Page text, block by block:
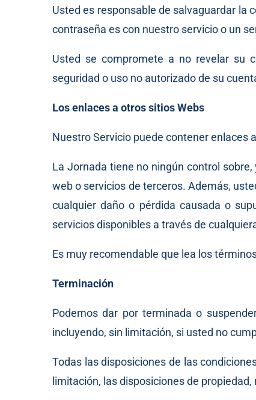
Usted es responsable de salvaguardar la
contraseña es con nuestro servicio o un
Usted se compromete a no revelar su
seguridad o uso no autorizado de su
Los enlaces a otros sitios Webs
Nuestro Servicio puede contener enlaces
La Jornada tiene no ningún control
web o servicios de terceros. Además,
cualquier daño o pérdida causada o
servicios disponibles a través de
Es muy recomendable que lea los
Terminación
Podemos dar por terminada o
incluyendo, sin limitación, si usted no
Todas las disposiciones de las
limitación, las disposiciones de